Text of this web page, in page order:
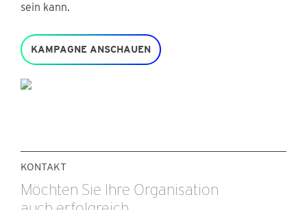
sein kann.
KAMPAGNE ANSCHAUEN
KONTAKT
Möchten Sie Ihre Organisation